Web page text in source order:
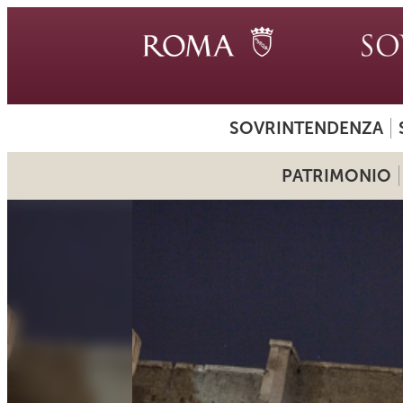
SOVRINTENDENZA
PATRIMONIO